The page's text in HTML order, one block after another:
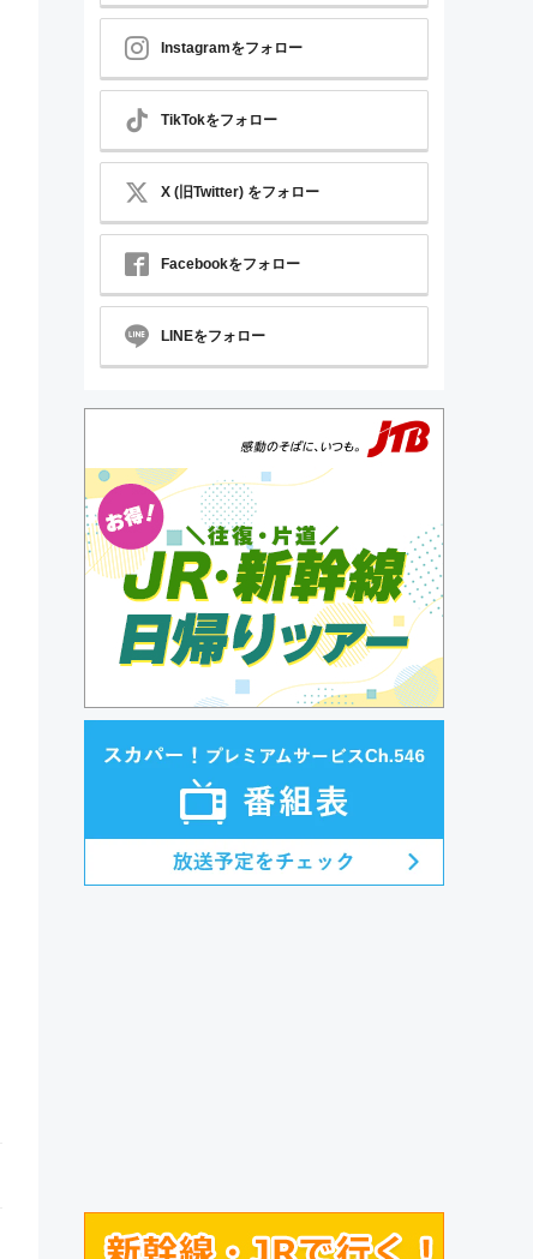
Instagramをフォロー
TikTokをフォロー
X (旧Twitter) をフォロー
Facebookをフォロー
LINEをフォロー